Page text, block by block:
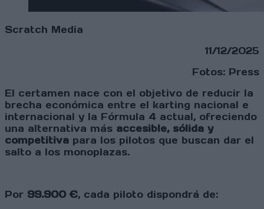
Scratch Media
11/12/2025
Fotos: Press
El certamen nace con el objetivo de reducir la
brecha económica entre el karting nacional e
internacional y la Fórmula 4 actual, ofreciendo
una alternativa más accesible, sólida y
competitiva para los pilotos que buscan dar el
salto a los monoplazas.
Por 99.900 €, cada piloto dispondrá de: